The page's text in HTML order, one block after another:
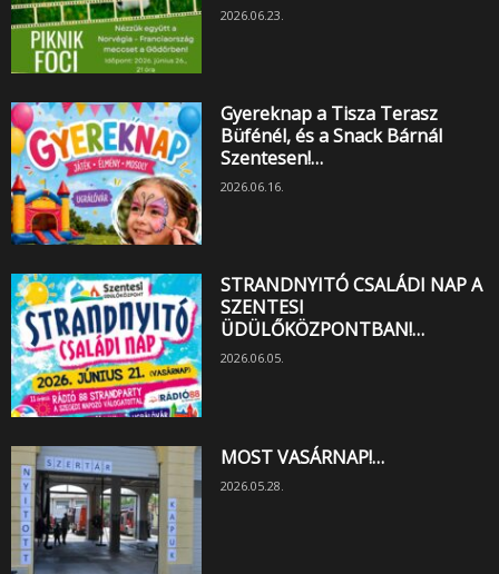
2026.06.23.
Gyereknap a Tisza Terasz
Büfénél, és a Snack Bárnál
Szentesen!…
2026.06.16.
STRANDNYITÓ CSALÁDI NAP A
SZENTESI
ÜDÜLŐKÖZPONTBAN!…
2026.06.05.
MOST VASÁRNAP!…
2026.05.28.